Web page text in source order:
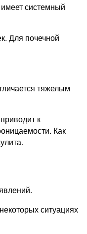
системный
Для почечной
тяжелым
к
Как
ситуациях